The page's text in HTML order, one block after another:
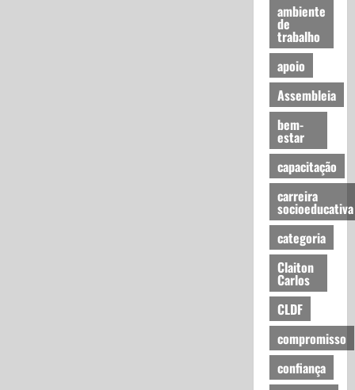
ambiente
de
trabalho
apoio
Assembleia
bem-
estar
capacitação
carreira
socioeducativa
categoria
Claiton
Carlos
CLDF
compromisso
confiança